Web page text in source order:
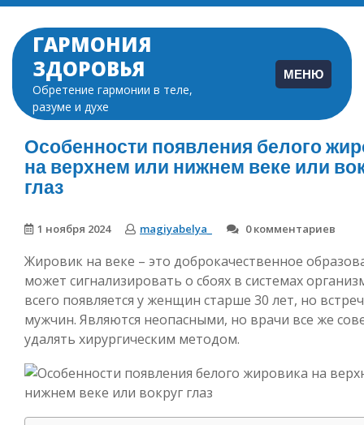
Перейти
содержимому
ГАРМОНИЯ
ЗДОРОВЬЯ
Обретение гармонии в теле,
разуме и духе
МЕНЮ
Особенности появления белого
на верхнем или нижнем веке или
глаз
1 ноября 2024 magiyabelya_ 0 комментариев
Жировик на веке – это доброкачественное
может сигнализировать о сбоях в системах
всего появляется у женщин старше 30 лет, но
мужчин. Являются неопасными, но врачи все же
удалять хирургическим методом.